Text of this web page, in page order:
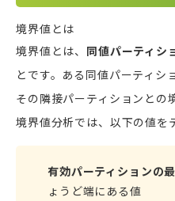
境界値とは
境界値とは、 同値パーティシ
とです。ある同値パーティシ
その隣接パーティションとの
境界値分析では、以下の値を
有効パーティションの
ょうど端にある値